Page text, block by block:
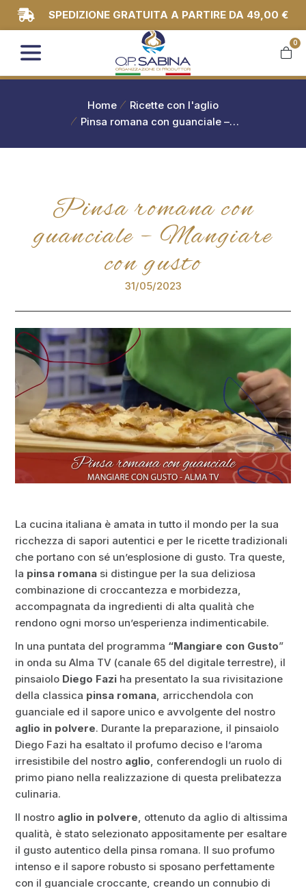
SPEDIZIONE GRATUITA A PARTIRE DA 49,00 €
0
Home
Ricette con l'aglio
Pinsa romana con guanciale –…
Pinsa romana con
guanciale – Mangiare
con gusto
31/05/2023
La cucina italiana è amata in tutto il mondo per la sua
ricchezza di sapori autentici e per le ricette tradizionali
che portano con sé un’esplosione di gusto. Tra queste,
la pinsa romana si distingue per la sua deliziosa
combinazione di croccantezza e morbidezza,
accompagnata da ingredienti di alta qualità che
rendono ogni morso un’esperienza indimenticabile.
In una puntata del programma “Mangiare con Gusto”
in onda su Alma TV (canale 65 del digitale terrestre), il
pinsaiolo Diego Fazi ha presentato la sua rivisitazione
della classica pinsa romana, arricchendola con
guanciale ed il sapore unico e avvolgente del nostro
aglio in polvere. Durante la preparazione, il pinsaiolo
Diego Fazi ha esaltato il profumo deciso e l’aroma
irresistibile del nostro aglio, conferendogli un ruolo di
primo piano nella realizzazione di questa prelibatezza
culinaria.
Il nostro aglio in polvere, ottenuto da aglio di altissima
qualità, è stato selezionato appositamente per esaltare
il gusto autentico della pinsa romana. Il suo profumo
intenso e il sapore robusto si sposano perfettamente
con il guanciale croccante, creando un connubio di